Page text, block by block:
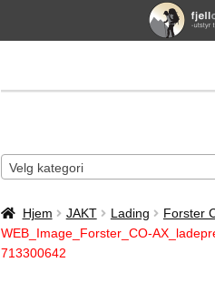
Velg kategori
Hjem JAKT Lading
Forster
WEB_Image_Forster_CO-
713300642